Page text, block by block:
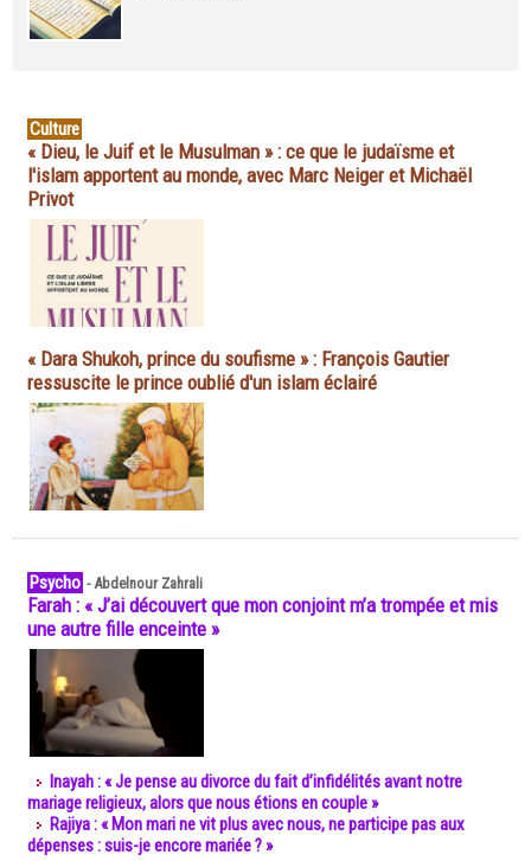
Culture
« Dieu, le Juif et le Musulman » : ce que le judaïsme et
l'islam apportent au monde, avec Marc Neiger et Michaël
Privot
« Dara Shukoh, prince du soufisme » : François Gautier
ressuscite le prince oublié d'un islam éclairé
Psycho -Abdelnour Zahrali
Farah : « J’ai découvert que mon conjoint m’a trompée et mis
une autre fille enceinte »
Inayah : « Je pense au divorce du fait d’infidélités avant notre
mariage religieux, alors que nous étions en couple »
Rajiya : « Mon mari ne vit plus avec nous, ne participe pas aux
dépenses : suis-je encore mariée ? »